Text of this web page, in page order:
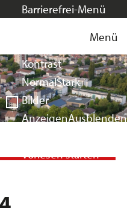
Barrierefrei-Menü
Sehr groß
Kontrast
NormalStark
Bilder
AnzeigenAusblenden
Vorlesen starten
Menü